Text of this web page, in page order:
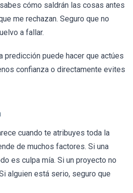
cómo saldrán las cosas antes
me rechazan. Seguro que no
a fallar.
predicción puede hacer que actúes
confianza o directamente evites
cuando te atribuyes toda la
de muchos factores. Si una
es culpa mía. Si un proyecto no
alguien está serio, seguro que